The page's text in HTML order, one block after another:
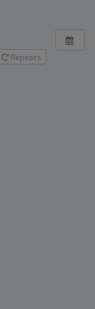
Repeats